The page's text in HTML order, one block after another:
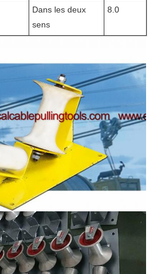
Dans les deux
sens
8.0